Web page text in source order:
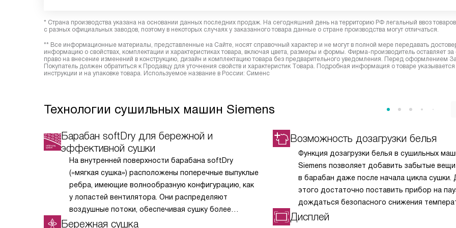
* Страна производства указана на основании данных последних продаж. На сегодняшний день на территорию РФ легальный ввоз
с разных официальных заводов, поэтому в некоторых случаях у заказанного товара данные о стране производства могут отличаться.
** Все информационные материалы, представленные на Сайте, носят справочный характер и не могут в полной мере передавать
информацию о свойствах, комплектации и характеристиках товара, включая цвета, размеры и формы. Фирма-производитель оставляет за
право на внесение изменений в конструкцию, дизайн и комплектацию товара без предварительного уведомления. Перед оформлением
Покупатель должен обратиться к Продавцу для уточнения свойств и характеристик Товара. Подробная информация о товаре указывается
инструкции и на упаковке товара. Используемое название в России: Сименс
Технологии сушильных машин Siemens
Барабан softDry для бережной и
эффективной сушки
На внутренней поверхности барабана softDry
(«мягкая сушка») расположены поперечные выпуклые
ребра, имеющие волнообразную конфигурацию, как
у лопастей вентилятора. Они распределяют
воздушные потоки, обеспечивая сушку более
эффективную и одновременно деликатную, ведь
Бережная сушка
Возможность дозагрузки белья
Функция дозагрузки белья в сушильных
Siemens позволяет добавить забытые вещи
в барабан даже после начала цикла сушки.
этого достаточно поставить прибор на
дождаться безопасного снижения
и давления, открыть дверцу и положить
Дисплей